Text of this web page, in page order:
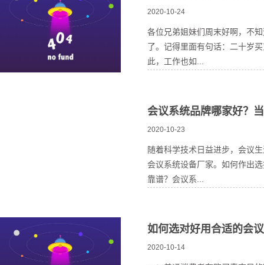
2020-10-24
各位兄弟姐妹们周末好啊，不
了。记得里面有句话：二十岁
此，工作也如...
会议系统品牌哪家好？
2020-10-23
随着科学技术日益进步，会议
会议系统设备厂家。如何作出
靠谱？会议系...
如何选对好用合适的会
2020-10-14